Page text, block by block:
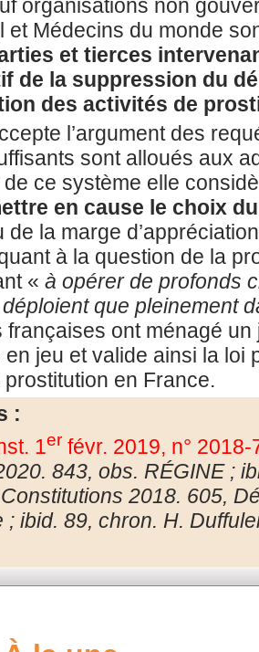
organisations non
et Médecins du monde
et tierces
de la suppression du
des activités de
l’argument des
sont alloués aux
de ce système elle
en cause le choix
de la marge
à la question de la
« à opérer de profonds
que pleinement
françaises ont ménagé
jeu et valide ainsi la loi
en France.
:
1er févr. 2019, n°
843, obs. RÉGINE ;
2018. 605,
; ibid. 89, chron. H.